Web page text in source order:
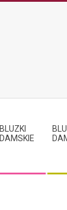
BLUZKI
DAMSKIE